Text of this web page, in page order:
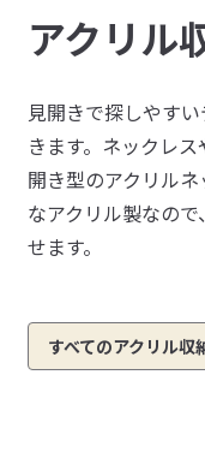
アクリル
見開きで探しやす
きます。ネックレ
開き型のアクリル
なアクリル製なの
せます。
すべてのアクリル収